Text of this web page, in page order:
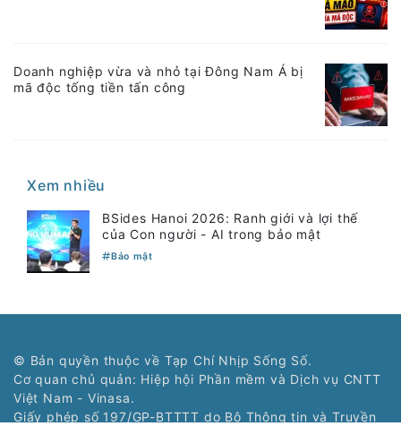
Doanh nghiệp vừa và nhỏ tại Đông Nam Á bị
mã độc tống tiền tấn công
Xem nhiều
BSides Hanoi 2026: Ranh giới và lợi thế
của Con người - AI trong bảo mật
Bảo mật
© Bản quyền thuộc về Tạp Chí Nhịp Sống Số.
Cơ quan chủ quản: Hiệp hội Phần mềm và Dịch vụ CNTT
Việt Nam - Vinasa.
Giấy phép số 197/GP-BTTTT do Bộ Thông tin và Truyền